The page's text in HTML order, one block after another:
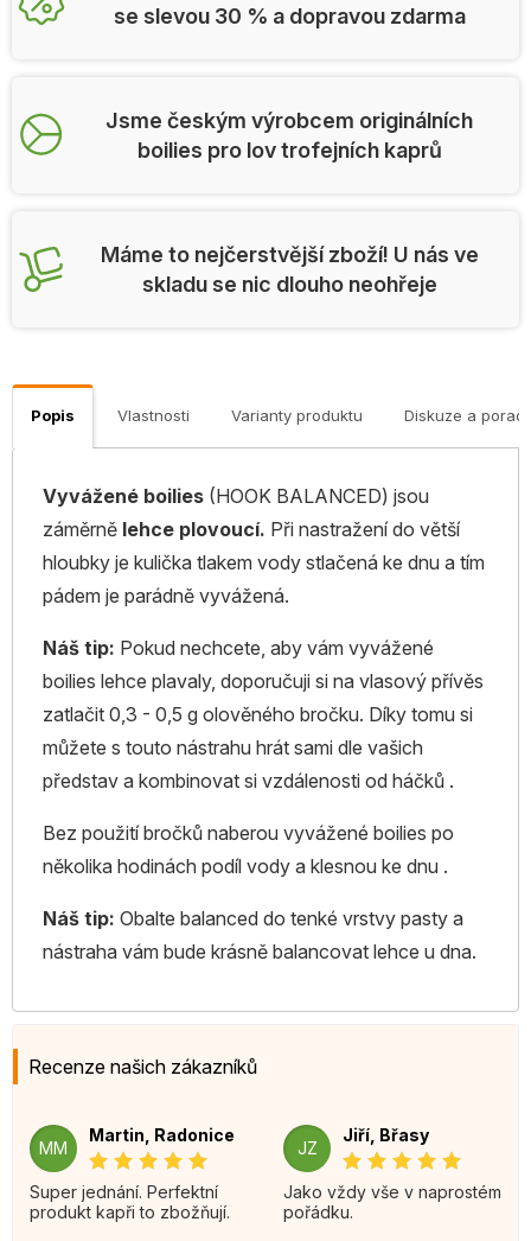
se slevou 30 % a dopravou zdarma
Jsme českým výrobcem originálních
boilies pro lov trofejních kaprů
Máme to nejčerstvější zboží! U nás ve
skladu se nic dlouho neohřeje
Popis Vlastnosti Varianty produktu Diskuze a
Vyvážené boilies (HOOK BALANCED) jsou
záměrně lehce plovoucí. Při nastražení do větší
hloubky je kulička tlakem vody stlačená ke dnu a tím
pádem je parádně vyvážená.
Náš tip: Pokud nechcete, aby vám vyvážené
boilies lehce plavaly, doporučuji si na vlasový přívěs
zatlačit 0,3 - 0,5 g olověného bročku. Díky tomu si
můžete s touto nástrahu hrát sami dle vašich
představ a kombinovat si vzdálenosti od háčků .
Bez použití bročků naberou vyvážené boilies po
několika hodinách podíl vody a klesnou ke dnu .
Náš tip: Obalte balanced do tenké vrstvy pasty a
nástraha vám bude krásně balancovat lehce u dna.
Recenze našich zákazníků
MM
Martin, Radonice
Super jednání. Perfektní
produkt kapři to zbožňují.
JZ
Jiří, Břasy
Jako vždy vše v naprostém
pořádku.